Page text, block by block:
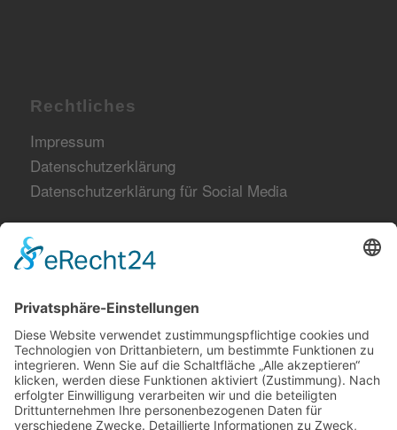
Rechtliches
Impressum
Datenschutzerklärung
Datenschutzerklärung für Social Media
Netzwerk